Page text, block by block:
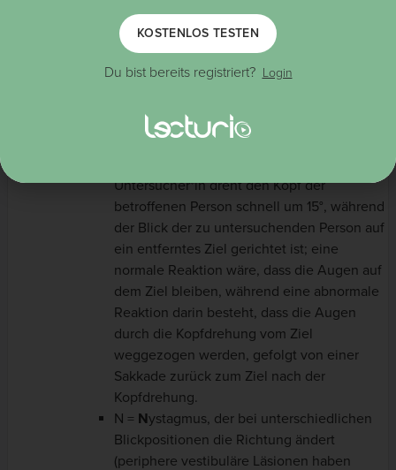
Klinische Untersuchung
Untersuchung/Testszur Unterscheidung von
Schwindel des Hirnstamms und zerebellärer Ischämie
von peripheren Ursachen:
deviation” (vertikale Divergenz) bzw. HINTS Test
zur Beurteilung der vestibulookulären Funktion:
Untersucher*in dreht den Kopf der
betroffenen Person schnell um 15°, während
der Blick der zu untersuchenden Person auf
ein entferntes Ziel gerichtet ist; eine
normale Reaktion wäre, dass die Augen auf
dem Ziel bleiben, während eine abnormale
Reaktion darin besteht, dass die Augen
durch die Kopfdrehung vom Ziel
weggezogen werden, gefolgt von einer
Sakkade zurück zum Ziel nach der
Kopfdrehung.
N = Nystagmus, der bei unterschiedlichen
Blickpositionen die Richtung ändert
(periphere vestibuläre Läsionen haben
KOSTENLOS TESTEN
Du bist bereits registriert? Login